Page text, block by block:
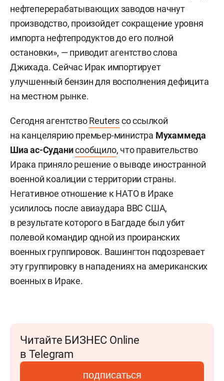
нефтеперерабатывающих заводов начнут
производство, произойдет сокращение уровня
импорта нефтепродуктов до его полной
остановки», — приводит агентство слова
Джихада. Сейчас Ирак импортирует
улучшенный бензин для восполнения дефицита
на местном рынке.
Сегодня агентствоReutersсо ссылкой
на канцелярию премьер-министра Мухаммеда
Шиа ас-Суданисообщило, что правительство
Ирака приняло решение о выводе иностранной
военной коалиции с территории страны.
Негативное отношение к НАТО в Ираке
усилилось после авиаудара ВВС США,
в результате которого в Багдаде был убит
полевой командир одной из проиранских
военных группировок. Вашингтон подозревает
эту группировку в нападениях на американских
военных в Ираке.
Читайте БИЗНЕС Online
в Telegram
подписаться